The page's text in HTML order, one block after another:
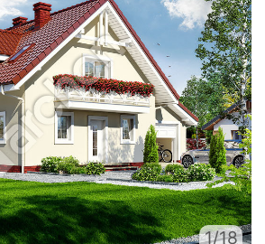
1/18